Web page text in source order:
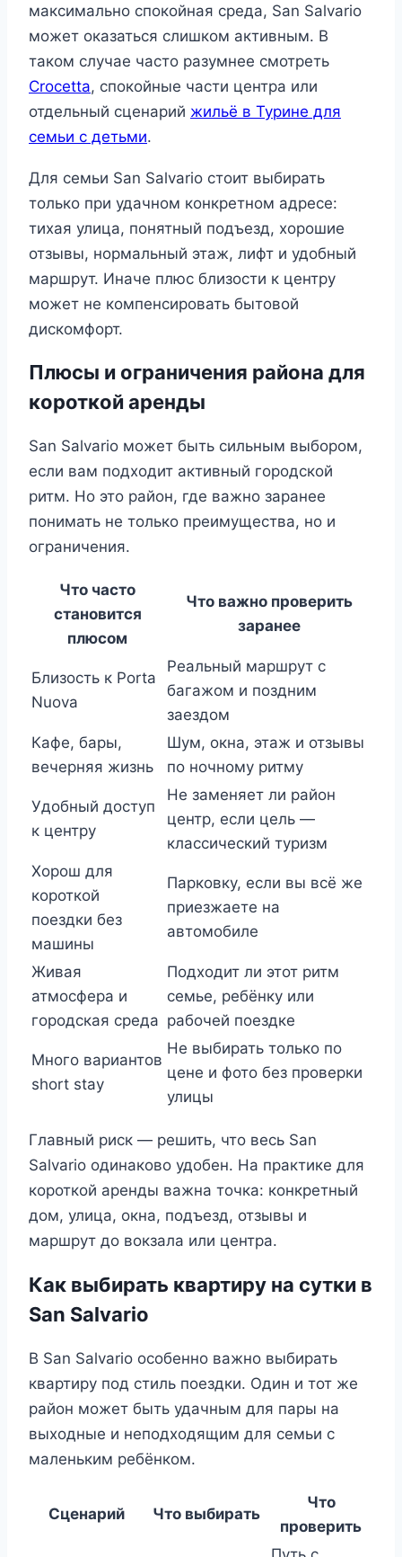
максимально спокойная среда, San Salvario
может оказаться слишком активным. В
таком случае часто разумнее смотреть
Crocetta, спокойные части центра или
отдельный сценарий жильё в Турине для
семьи с детьми.
Для семьи San Salvario стоит выбирать
только при удачном конкретном адресе:
тихая улица, понятный подъезд, хорошие
отзывы, нормальный этаж, лифт и удобный
маршрут. Иначе плюс близости к центру
может не компенсировать бытовой
дискомфорт.
Плюсы и ограничения района для
короткой аренды
San Salvario может быть сильным выбором,
если вам подходит активный городской
ритм. Но это район, где важно заранее
понимать не только преимущества, но и
ограничения.
Что часто
становится
плюсом
Что важно проверить
заранее
Близость к Porta
Nuova
Реальный маршрут с
багажом и поздним
заездом
Кафе, бары,
вечерняя жизнь
Шум, окна, этаж и отзывы
по ночному ритму
Удобный доступ
к центру
Не заменяет ли район
центр, если цель —
классический туризм
Хорош для
короткой
поездки без
машины
Парковку, если вы всё же
приезжаете на
автомобиле
Живая
атмосфера и
городская среда
Подходит ли этот ритм
семье, ребёнку или
рабочей поездке
Много вариантов
short stay
Не выбирать только по
цене и фото без проверки
улицы
Главный риск — решить, что весь San
Salvario одинаково удобен. На практике для
короткой аренды важна точка: конкретный
дом, улица, окна, подъезд, отзывы и
маршрут до вокзала или центра.
Как выбирать квартиру на сутки в
San Salvario
В San Salvario особенно важно выбирать
квартиру под стиль поездки. Один и тот же
район может быть удачным для пары на
выходные и неподходящим для семьи с
маленьким ребёнком.
Сценарий Что выбирать
Что
проверить